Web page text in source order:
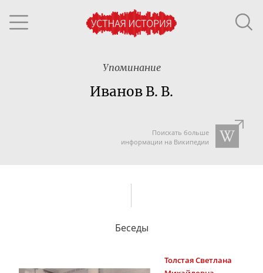
Упоминание
Иванов В. В.
Поискать больше
информации на Википедии
Беседы
ТолстаяСветлана